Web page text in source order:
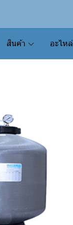
สินค้า อะไหล่